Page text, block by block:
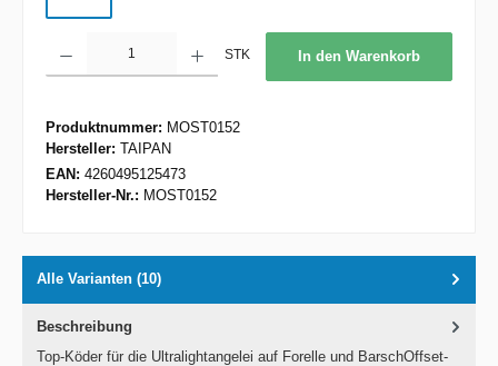
STK In den Warenkorb
Produktnummer: MOST0152
Hersteller: TAIPAN
EAN: 4260495125473
Hersteller-Nr.: MOST0152
Alle Varianten (10)
Beschreibung
Top-Köder für die Ultralightangelei auf Forelle und BarschOffset-